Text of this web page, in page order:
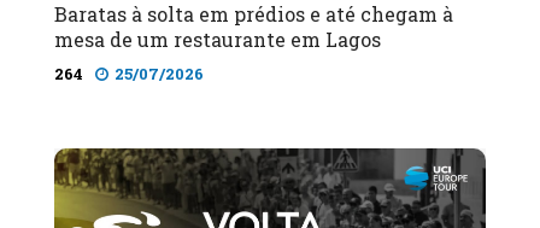
Baratas à solta em prédios e até chegam à
mesa de um restaurante em Lagos
264 25/07/2026